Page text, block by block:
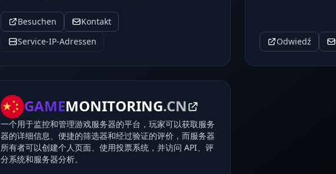
Besuchen
Kontakt
Service-IP-Adressen
Odwiedź
GAMEMONITORING.CN
一个用于监控和管理游戏服务器的平台，玩家可以获取服务
器的详细信息、便捷的筛选器和经过验证的评价，而服务器
所有者可以创建个人页面、使用投票系统，并访问 API、评
分系统和服务器分析。